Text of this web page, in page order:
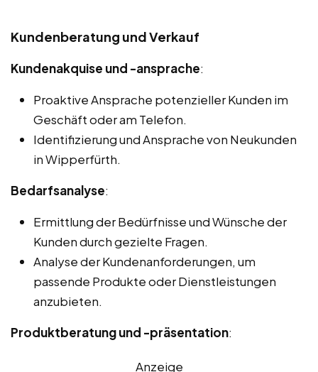
Kundenberatung und Verkauf
Kundenakquise und -ansprache:
Proaktive Ansprache potenzieller Kunden im
Geschäft oder am Telefon.
Identifizierung und Ansprache von Neukunden
in Wipperfürth.
Bedarfsanalyse:
Ermittlung der Bedürfnisse und Wünsche der
Kunden durch gezielte Fragen.
Analyse der Kundenanforderungen, um
passende Produkte oder Dienstleistungen
anzubieten.
Produktberatung und -präsentation:
Anzeige